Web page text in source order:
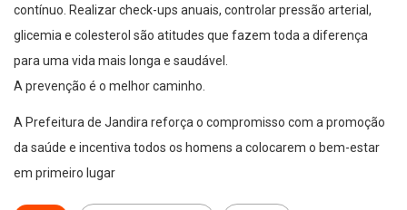
contínuo. Realizar check-ups anuais, controlar pressão arterial,
glicemia e colesterol são atitudes que fazem toda a diferença
para uma vida mais longa e saudável.
A prevenção é o melhor caminho.
A Prefeitura de Jandira reforça o compromisso com a promoção
da saúde e incentiva todos os homens a colocarem o bem-estar
em primeiro lugar